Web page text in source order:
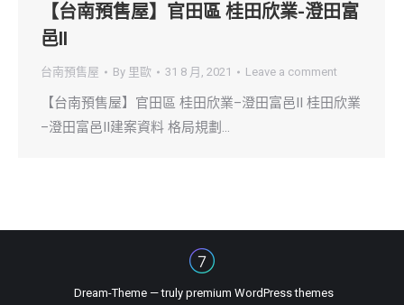
【台南預售屋】官田區 桂田欣業-澄田富
邑II
台南預售屋 By 里歐 31 8 月, 2021 Leave a comment
【台南預售屋】官田區 桂田欣業–澄田富邑II 桂田欣業
–澄田富邑II建案資料 格局規劃…
Dream-Theme — truly premium WordPress themes